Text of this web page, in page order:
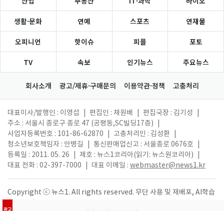
광고
생활·문화 연예 스포츠 연재물
오피니언 핫이슈 피플 포토
TV 속보 인기뉴스 주요뉴스
회사소개 광고/제휴·구매문의 이용약관·정책 고충처리
대표이사/발행인 : 이영섭 편집인 : 채원배 편집국장 : 김기성
주소 : 서울시 종로구 종로 47 (공평동,SC빌딩17층)
사업자등록번호 : 101-86-62870
고충처리인 : 김성환
청소년보호책임자 : 안병길
통신판매업신고 : 서울종로 0676호
등록일 : 2011. 05. 26
제호 : 뉴스1코리아(읽기: 뉴스원코리아)
대표 전화 : 02-397-7000
대표 이메일 : webmaster@news1.kr
Copyright ⓒ 뉴스1. All rights reserved. 무단 사용 및 재배포, AI학습
활용 금지.